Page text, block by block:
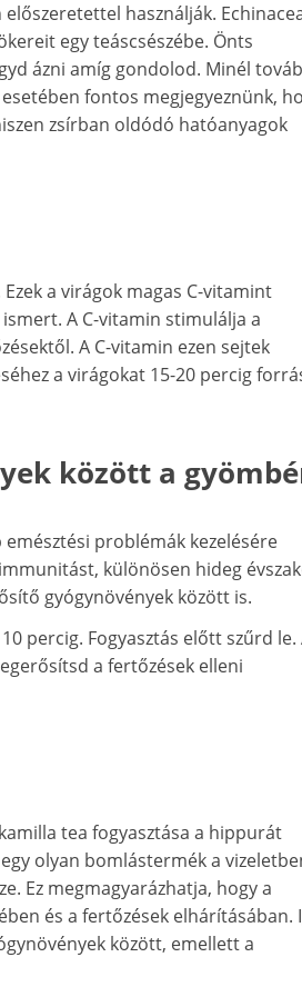
használják.
egy teáscsészébe. Önts
ázni amíg gondolod. Minél
fontos megjegyeznünk,
zsírban oldódó hatóanyagok
a virágok magas C-vitamint
A C-vitamin stimulálja a
A C-vitamin ezen sejtek
a virágokat 15-20 percig
között a
problémák kezelésére
különösen hideg
gyógynövények között is.
percig. Fogyasztás előtt szűrd le.
a fertőzések elleni
tea fogyasztása a hippurát
olyan bomlástermék a
Ez megmagyarázhatja, hogy a
és a fertőzések elhárításában.
között, emellett a